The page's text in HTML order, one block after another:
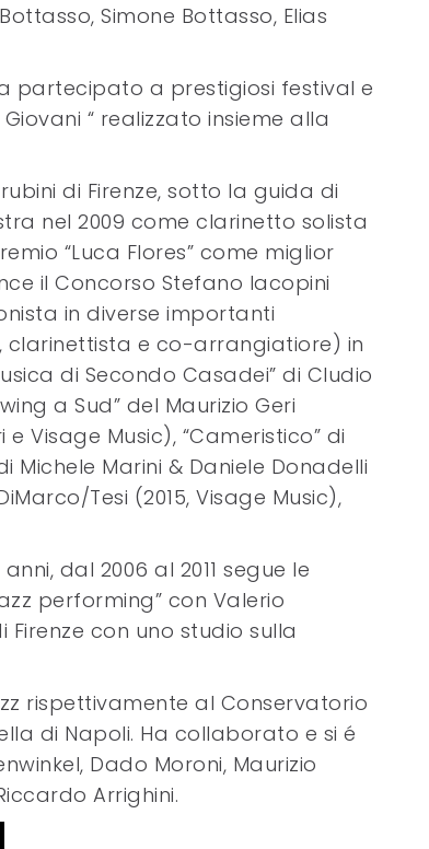
Simone Bottasso, Elias
partecipato a prestigiosi festival e
“ realizzato insieme alla
di Firenze, sotto la guida di
nel 2009 come clarinetto solista
“Luca Flores” come miglior
il Concorso Stefano Iacopini
in diverse importanti
clarinettista e co-arrangiatiore) in
di Secondo Casadei” di Cludio
a Sud” del Maurizio Geri
Visage Music), “Cameristico” di
Michele Marini & Daniele Donadelli
Tesi (2015, Visage Music),
dal 2006 al 2011 segue le
performing” con Valerio
Firenze con uno studio sulla
rispettivamente al Conservatorio
di Napoli. Ha collaborato e si é
Dado Moroni, Maurizio
Arrighini.